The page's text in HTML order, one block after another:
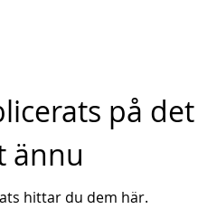
på
ännu
hittar du dem här.